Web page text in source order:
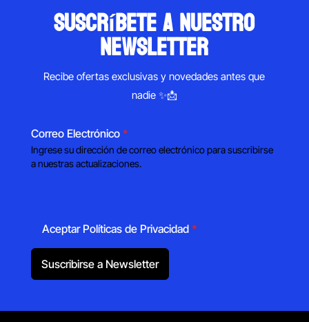
suscríbete a nuestro
newsletter
Recibe ofertas exclusivas y novedades antes que
nadie ✨📩
Correo Electrónico *
Ingrese su dirección de correo electrónico para suscribirse
a nuestras actualizaciones.
Aceptar Políticas de Privacidad *
Suscribirse a Newsletter